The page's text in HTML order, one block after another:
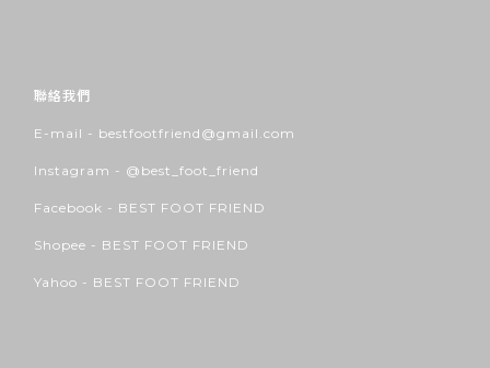
聯絡我們
E-mail - bestfootfriend@gmail.com
Instagram - @best_foot_friend
Facebook - BEST FOOT FRIEND
Shopee - BEST FOOT FRIEND
Yahoo - BEST FOOT FRIEND